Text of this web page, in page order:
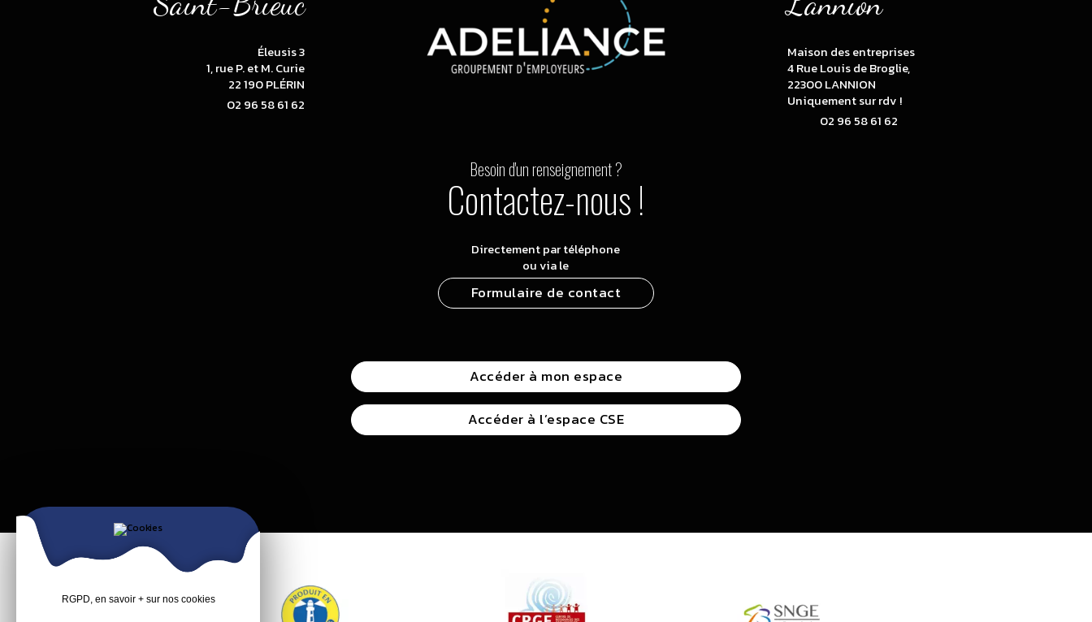
Éleusis 3
1, rue P. et M. Curie
22 190 PLÉRIN
02 96 58 61 62
Besoin d'un renseignement ?
Contactez-nous !
Directement par téléphone
ou via le
Formulaire de contact
Maison des entreprises
4 Rue Louis de Broglie,
22300 LANNION
Uniquement sur rdv !
02 96 58 61 62
Accéder à mon espace
Accéder à l’espace CSE
RGPD, en savoir + sur nos cookies